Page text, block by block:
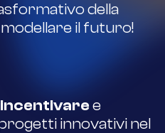
della
il futuro!
incentivare e
innovativi nel